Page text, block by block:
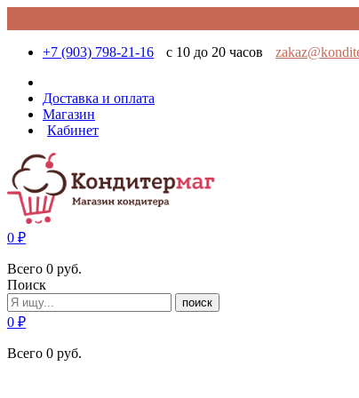
+7 (903) 798-21-16 с 10 до 20 часов
Доставка и оплата
Магазин
Кабинет
0 ₽
Всего 0 руб.
Поиск
поиск
0 ₽
Всего 0 руб.